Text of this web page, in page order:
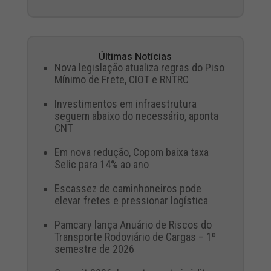
Últimas Notícias
Nova legislação atualiza regras do Piso
Mínimo de Frete, CIOT e RNTRC
Investimentos em infraestrutura
seguem abaixo do necessário, aponta
CNT
Em nova redução, Copom baixa taxa
Selic para 14% ao ano
Escassez de caminhoneiros pode
elevar fretes e pressionar logística
Pamcary lança Anuário de Riscos do
Transporte Rodoviário de Cargas – 1º
semestre de 2026